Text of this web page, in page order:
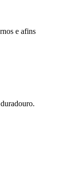
e afins